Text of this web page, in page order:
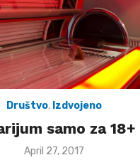
Društvo, Izdvojeno
samo za 18+
Posted
April 27, 2017